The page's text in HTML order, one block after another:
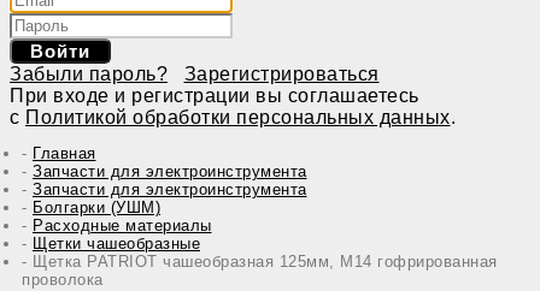
Войти
Забыли пароль?
Зарегистрироваться
При входе и регистрации вы соглашаетесь
с Политикой обработки персональных данных.
Главная
Запчасти для электроинструмента
Запчасти для электроинструмента
Болгарки (УШМ)
Расходные материалы
Щетки чашеобразные
Щетка PATRIOT чашеобразная 125мм, М14 гофрированная
проволока